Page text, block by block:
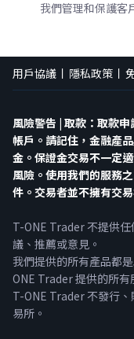
我們管理和保護客
用戶協議 隱私政策
風險警告 | 取款：取款
帳戶。請記住，金融產
金。保證金交易不一定
風險。使用我們的服務
件。交易者並不擁有交
T-ONE Trader 不提供
議、推薦或意見。
我們提供的所有產品都
ONE Trader 提供的所有
T-ONE Trader 不發行
易所。